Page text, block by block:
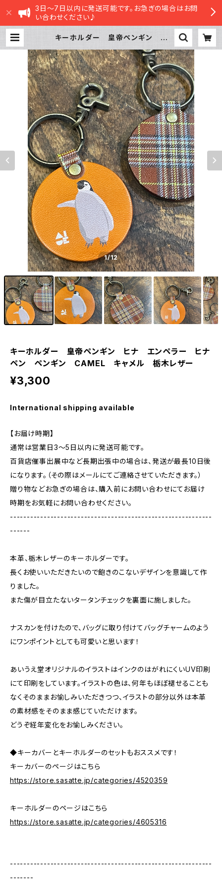
3日～7日以内に発送可能です。お急ぎの場合はお問
い合わせください♪
キーホルダー 皇帝ペンギン ヒ
ン CAMEL キャメル 栃木レザー
| sasatte STORE|ささってストア
1/12
キーホルダー 皇帝ペンギン ヒナ エンペラー ヒナ
ペン ペンギン CAMEL キャメル 栃木レザー
¥3,300
International shipping available
【お届け時期】
通常は営業日3〜5日以内に発送可能です。
百貨店催事出展中など長期出張中の場合は、発送が最長10日後
になります。（その際はメールにてご連絡させていただきます。）
贈り物などお急ぎの場合は、購入前にお問い合わせにてお届け
時期をお気軽にお問い合わせください。
------------------------------------------------------------
------
本革、栃木レザーのキーホルダーです。
長くお使いいただきたいので飽きのこないデザインを意識して作
りました。
また傷が目立たないタータンチェックを裏面に施しました。
ナスカンを付けたので、バッグに取り付けてバッグチャームのよう
にワンポイントとしても可愛いと思います！
あいうえ堂オリジナルのイラストはインクのはがれにくいUV印刷
にて印刷をしています。イラストの色は、何年もほぼ褪せることも
なくそのままお愉しみいただきつつ、イラストの部分以外は本革
の素材感をそのまま感じていただけます。
どうぞ経年変化をお愉しみください。
◆キーカバーとキーホルダーのセットもおススメです！
キーカバーのページはこちら
https://store.sasatte.jp/categories/4520359
キーホルダーのページはこちら
https://store.sasatte.jp/categories/4605316
------------------------------------------------------------
-------